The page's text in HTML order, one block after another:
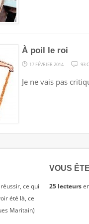
À poil le roi
17 FÉVRIER 2014 93
Je ne vais pas
ce qui
été là, ce
Maritain)
VOUS
25 lecteurs